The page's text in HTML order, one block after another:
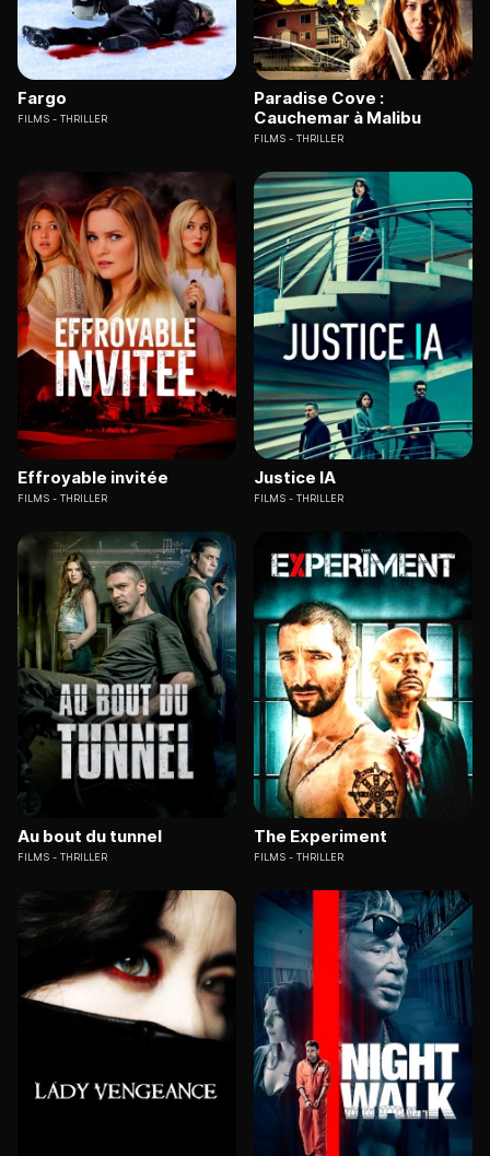
Fargo
FILMS THRILLER
Paradise Cove :
Cauchemar à Malibu
FILMS THRILLER
Effroyable invitée
FILMS THRILLER
Justice IA
FILMS THRILLER
Au bout du tunnel
FILMS THRILLER
The Experiment
FILMS THRILLER